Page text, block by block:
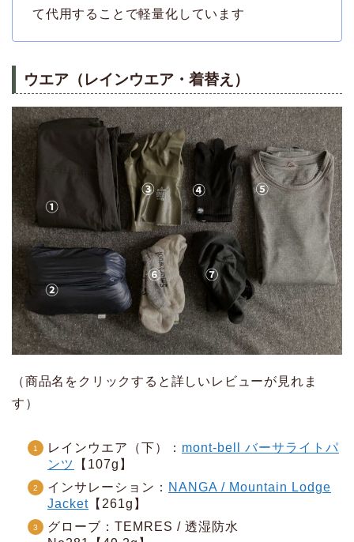
て代用することで軽量化しています
ウエア（レインウエア・着替え）
（商品名をクリックすると詳しいレビューが見れま
す）
レインウエア（下）： mont-bell バーサライトパ
ンツ
【107g】
インサレーション： NANGA / Mountain Lodge
Jacket 【261g】
グローブ：TEMRES / 透湿防水